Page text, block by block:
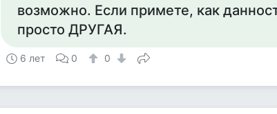
возможно. Если примете, как
просто ДРУГАЯ.
6 лет 0 0